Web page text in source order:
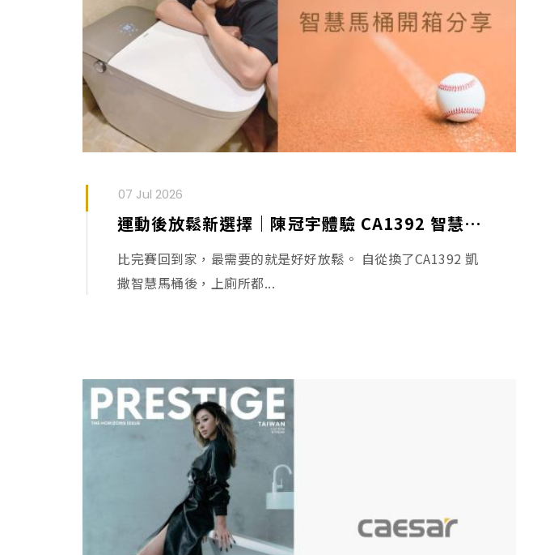
07 Jul 2026
運動後放鬆新選擇｜陳冠宇體驗 CA1392 智慧馬桶
比完賽回到家，最需要的就是好好放鬆。 自從換了CA1392 凱
撒智慧馬桶後，上廁所都...